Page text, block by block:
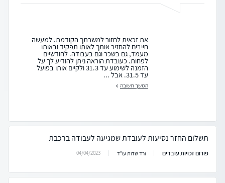
את זכאית לחזור למשרתך הקודמת. למעשה
חייבים להחזיר אותך לאותו תפקיד ובאותו
מעמד, גם בשכר וגם בעבודה. לחודשיים
לפחות. כעובדת הוראה ניתן להודיע לך על
הזמנה לשימוע עד 31.3 ולקיים אותו בפועל
עד 31.5. אבל ...
המשך תשובה
תשלום החזר נסיעות לעובדת שמגיעה לעבודה ברכבת
פורום זכויות עובדים ורד שדות עו"ד 04/04/2023